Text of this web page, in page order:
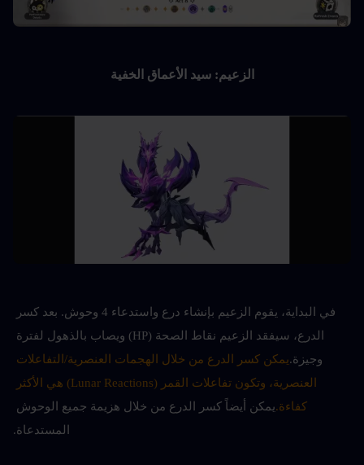
الزعيم: سيد الأعماق الخفية
وجيزة.
كفاءة.
المستدعاة.